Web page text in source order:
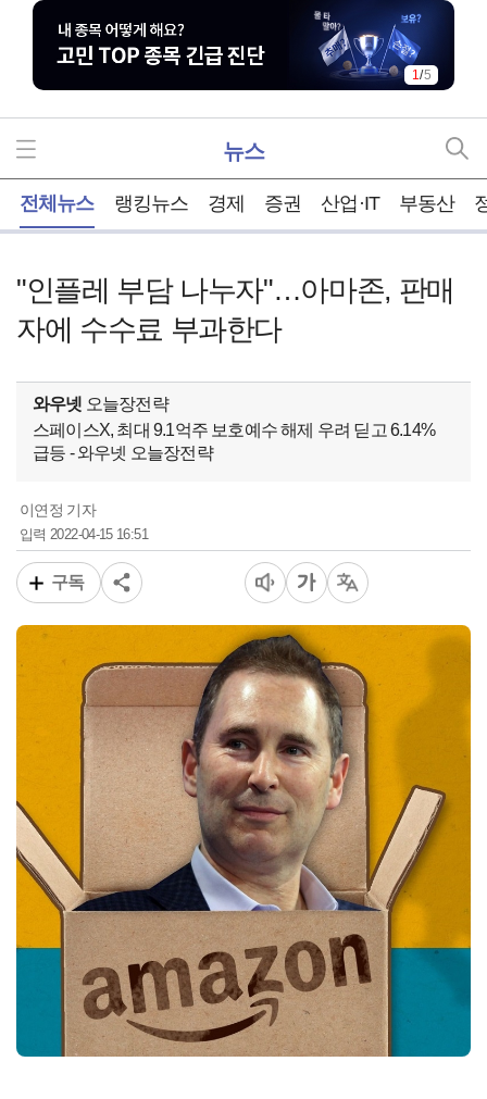
1/5
뉴스
전체뉴스 랭킹뉴스 경제 증권 산업·IT 부동산
"인플레 부담 나누자"…아마존, 판매
자에 수수료 부과한다
와우넷 오늘장전략
스페이스X, 최대 9.1억주 보호예수 해제 우려 딛고 6.14%
급등 - 와우넷 오늘장전략
이연정 기자
입력2022-04-15 16:51
구독